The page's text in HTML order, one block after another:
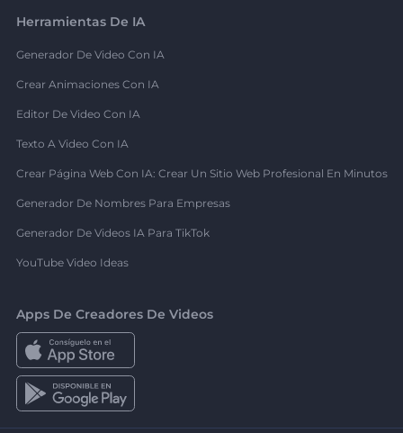
Herramientas De IA
Generador De Video Con IA
Crear Animaciones Con IA
Editor De Video Con IA
Texto A Video Con IA
Crear Página Web Con IA: Crear Un Sitio Web Profesional En Minutos
Generador De Nombres Para Empresas
Generador De Videos IA Para TikTok
YouTube Video Ideas
Apps De Creadores De Videos